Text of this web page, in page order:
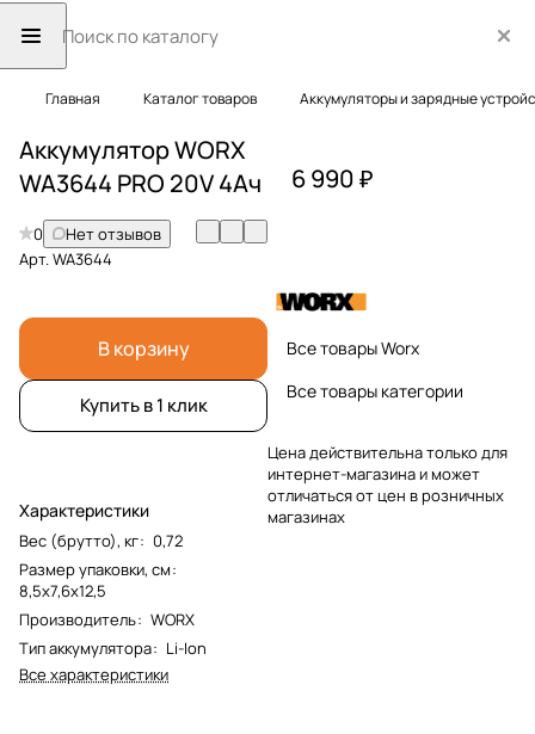
Главная Каталог товаров Аккумуляторы и зарядные
Аккумулятор WORX
WA3644 PRO 20V 4Ач
0
Нет отзывов
Арт.WA3644
В корзину
Купить в 1 клик
Характеристики
Вес (брутто), кг: 0,72
Размер упаковки, см:
8,5x7,6x12,5
Производитель: WORX
Тип аккумулятора: Li-Ion
Все характеристики
6 990 ₽
Все товары Worx
Все товары категории
Цена действительна только для
интернет-магазина и может
отличаться от цен в розничных
магазинах